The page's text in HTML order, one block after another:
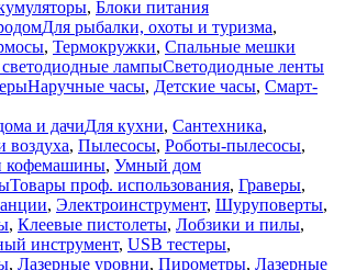
, Блоки питания
Для рыбалки, охоты и туризма,
, Термокружки, Спальные мешки
лампыСветодиодные ленты
Наручные часы, Детские часы, Смарт-
и дачиДля кухни, Сантехника,
воздуха, Пылесосы, Роботы-пылесосы,
кофемашины, Умный дом
Товары проф. использования, Граверы,
, Электроинструмент, Шуруповерты,
, Клеевые пистолеты, Лобзики и пилы,
инструмент, USB тестеры,
, Лазерные уровни, Пирометры, Лазерные